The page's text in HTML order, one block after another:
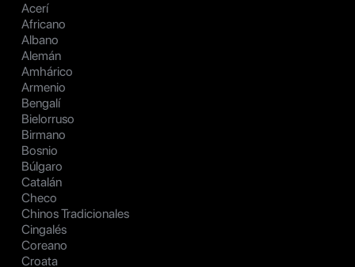
Acerí
Africano
Albano
Alemán
Amhárico
Armenio
Bengalí
Bielorruso
Birmano
Bosnio
Búlgaro
Catalán
Checo
Chinos Tradicionales
Cingalés
Coreano
Croata